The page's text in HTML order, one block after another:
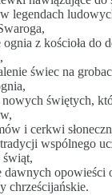
legendach
z kościoła do
świec na
świętych,
i cerkwi
wspólnego
świąt,
dawnych opowieści
chrześcijańskie.